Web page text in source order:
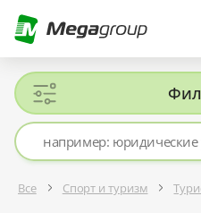
Все Спорт и туризм